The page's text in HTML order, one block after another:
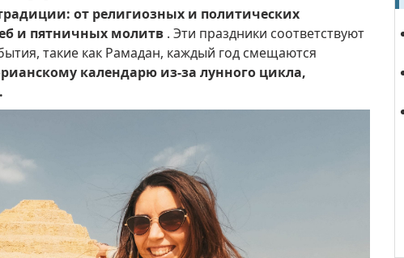
от религиозных и политических
и пятничных молитв . Эти праздники соответствуют
такие как Рамадан, каждый год смещаются
календарю из-за лунного цикла,